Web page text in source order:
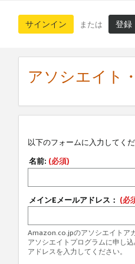
サインイン または 登録
アソシエイト
以下のフォームに入力してく
名前: (必須)
メインEメールアドレス： (必
Amazon.co.jpのアソシエイトア
アソシエイトプログラムに申し
アドレスを入力してください。